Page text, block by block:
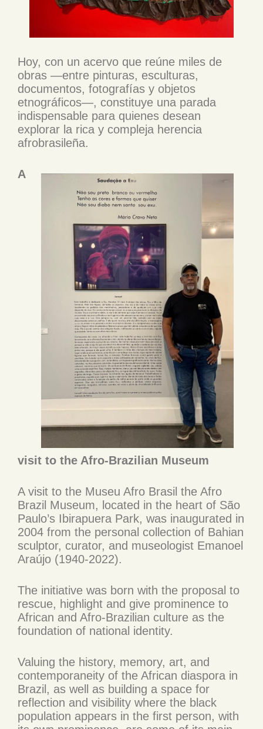
Hoy, con un acervo que reúne miles de
obras —entre pinturas, esculturas,
documentos, fotografías y objetos
etnográficos—, constituye una parada
indispensable para quienes desean
explorar la rica y compleja herencia
afrobrasileña.
A
visit to the Afro-Brazilian Museum
A visit to the Museu Afro Brasil the Afro
Brazil Museum, located in the heart of São
Paulo’s Ibirapuera Park, was inaugurated in
2004 from the personal collection of Bahian
sculptor, curator, and museologist Emanoel
Araújo (1940-2022).
The initiative was born with the proposal to
rescue, highlight and give prominence to
African and Afro-Brazilian culture as the
foundation of national identity.
Valuing the history, memory, art, and
contemporaneity of the African diaspora in
Brazil, as well as building a space for
reflection and visibility where the black
population appears in the first person, with